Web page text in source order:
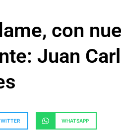
con
Juan
WHATSAPP